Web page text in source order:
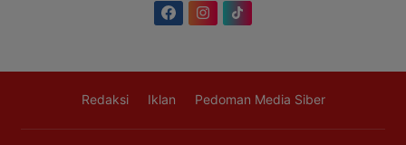
Redaksi Iklan Pedoman Media Siber